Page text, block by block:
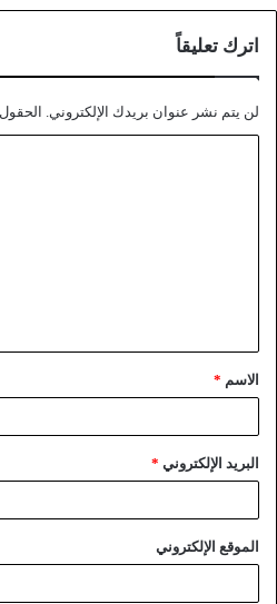
اترك تعليقاً
لن يتم نشر عنوان بريدك الإلكتروني.
الاسم *
البريد الإلكتروني *
الموقع الإلكتروني